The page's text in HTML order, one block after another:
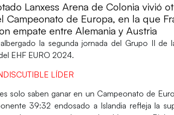
Lanxess Arena de Colonia vivió
Campeonato de Europa, en la que
empate entre Alemania y Austria
la segunda jornada del Grupo II de
EHF EURO 2024.
LÍDER
solo saben ganar en un Campeonato de
39:32 endosado a Islandia refleja la